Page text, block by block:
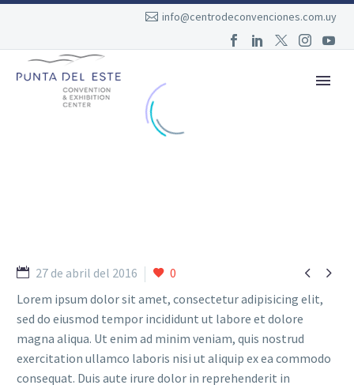
info@centrodeconvenciones.com.uy
 
27 de abril del 2016
0
Lorem ipsum dolor sit amet, consectetur adipisicing elit,
sed do eiusmod tempor incididunt ut labore et dolore
magna aliqua. Ut enim ad minim veniam, quis nostrud
exercitation ullamco laboris nisi ut aliquip ex ea commodo
consequat. Duis aute irure dolor in reprehenderit in